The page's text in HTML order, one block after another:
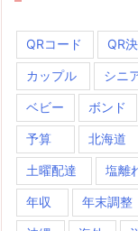
QRコード QR
カップル シニ
ベビー ボンド
予算 北海道
土曜配達 塩離
年収 年末調整